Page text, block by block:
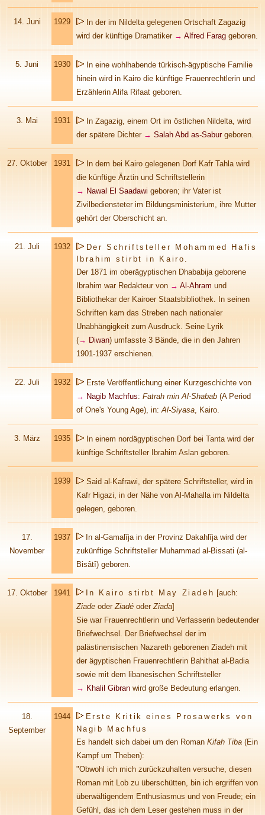
14. Juni 1929
In der im Nildelta gelegenen Ortschaft Zagazig
wird der künftige Dramatiker → Alfred Faraggeboren.
5. Juni 1930
In eine wohlhabende türkisch-ägyptische Familie
hinein wird in Kairo die künftige Frauenrechtlerin und
Erzählerin Alifa Rifaat geboren.
3. Mai 1931
In Zagazig, einem Ort im östlichen Nildelta, wird
der spätere Dichter → Salah Abd as-Saburgeboren.
27. Oktober 1931
In dem bei Kairo gelegenen Dorf Kafr Tahla wird
die künftige Ärztin und Schriftstellerin
→ Nawal El Saadawi geboren; ihr Vater ist
Zivilbediensteter im Bildungsministerium, ihre Mutter
gehört der Oberschicht an.
21. Juli 1932
Der Schriftsteller Mohammed Hafis
Ibrahim stirbt in Kairo.
Der 1871 im oberägyptischen Dhababija geborene
Ibrahim war Redakteur von → Al-Ahram und
Bibliothekar der Kairoer Staatsbibliothek. In seinen
Schriften kam das Streben nach nationaler
Unabhängigkeit zum Ausdruck. Seine Lyrik
(→ Diwan) umfasste 3 Bände, die in den Jahren
1901-1937 erschienen.
22. Juli 1932
Erste Veröffentlichung einer Kurzgeschichte von
→ Nagib Machfus: Fatrah min Al-Shabab (A Period
of One's Young Age), in: Al-Siyasa, Kairo.
3. März 1935
In einem nordägyptischen Dorf bei Tanta wird der
künftige Schriftsteller Ibrahim Aslan geboren.
1939
Said al-Kafrawi, der spätere Schriftsteller, wird in
Kafr Higazi, in der Nähe von Al-Mahalla im Nildelta
gelegen, geboren.
17.
November
1937
In al-Gamalîja in der Provinz Dakahlîja wird der
zukünftige Schriftsteller Muhammad al-Bissati (al-
Bisâtî) geboren.
17. Oktober 1941 In Kairo stirbt May Ziadeh [auch:
Ziadeoder Ziadéoder Ziada]
Sie war Frauenrechtlerin und Verfasserin bedeutender
Briefwechsel. Der Briefwechsel der im
palästinensischen Nazareth geborenen Ziadeh mit
der ägyptischen Frauenrechtlerin Bahithat al-Badia
sowie mit dem libanesischen Schriftsteller
→ Khalil Gibranwird große Bedeutung erlangen.
18.
September
1944
Erste Kritik eines Prosawerks von
Nagib Machfus
Es handelt sich dabei um den Roman Kifah Tiba(Ein
Kampf um Theben):
"Obwohl ich mich zurückzuhalten versuche, diesen
Roman mit Lob zu überschütten, bin ich ergriffen von
überwältigendem Enthusiasmus und von Freude; ein
Gefühl, das ich dem Leser gestehen muss in der